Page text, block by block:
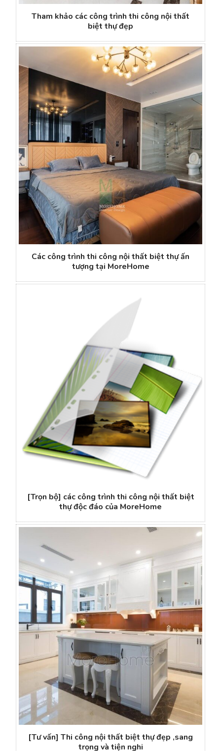
Tham khảo các công trình thi công nội thất
biệt thự đẹp
Các công trình thi công nội thất biệt thự ấn
tượng tại MoreHome
[Trọn bộ] các công trình thi công nội thất biệt
thự độc đáo của MoreHome
[Tư vấn] Thi công nội thất biệt thự đẹp ,sang
trọng và tiện nghi